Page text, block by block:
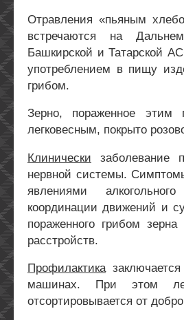
Отравления «пьяным
встречаются на
Башкирской и Татарской
употреблением в пищу
грибом.
Зерно, пораженное этим
легковесным, покрыто
Клинически заболевание
нервной системы.
явлениями
координации движений и
пораженного грибом
расстройств.
Профилактиказаключается
машинах. При этом
отсортировывается от